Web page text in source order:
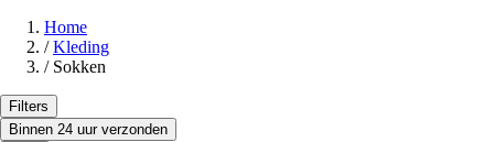
Home
/ Kleding
/ Sokken
Filters
Binnen 24 uur verzonden